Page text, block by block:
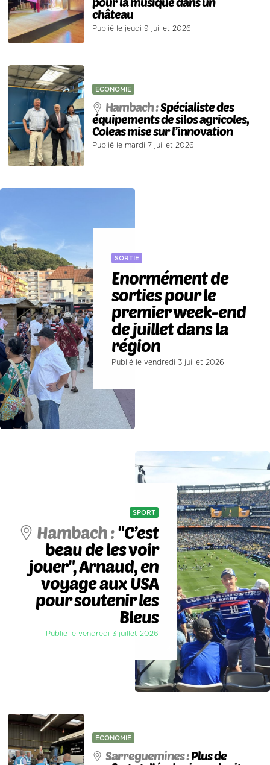
château
Publié le jeudi 9 juillet 2026
ECONOMIE
Hambach :Spécialiste des
équipements de silos agricoles,
Coleas mise sur l’innovation
Publié le mardi 7 juillet 2026
SORTIE
Enormément de
sorties pour le
premier week-end
de juillet dans la
région
Publié le vendredi 3 juillet 2026
SPORT
Hambach :"C’est
beau de les voir
jouer", Arnaud, en
voyage aux USA
pour soutenir les
Bleus
Publié le vendredi 3 juillet 2026
ECONOMIE
Sarreguemines :Plus de